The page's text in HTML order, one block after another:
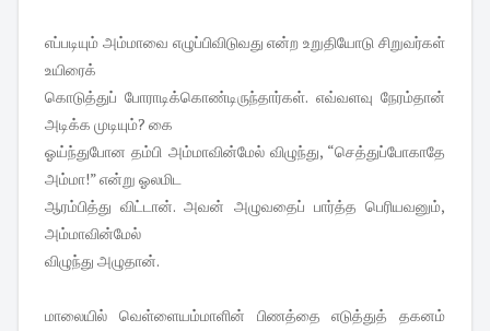
எப்படியும் அம்மாவை எழுப்பிவிடுவது என்ற உறுதியோடு சிறுவர்கள்
உயிரைக்
கொடுத்துப் போராடிக்கொண்டிருந்தார்கள். எவ்வளவு நேரம்தான்
அடிக்க முடியும்? கை
ஓய்ந்துபோன தம்பி அம்மாவின்மேல் விழுந்து, “செத்துப்போகாதே
அம்மா!” என்று ஓலமிட
ஆரம்பித்து விட்டான். அவன் அழுவதைப் பார்த்த பெரியவனும்,
அம்மாவின்மேல்
விழுந்து அழுதான்.
மாலையில் வெள்ளையம்மாளின் பிணத்தை எடுத்துத் தகனம்